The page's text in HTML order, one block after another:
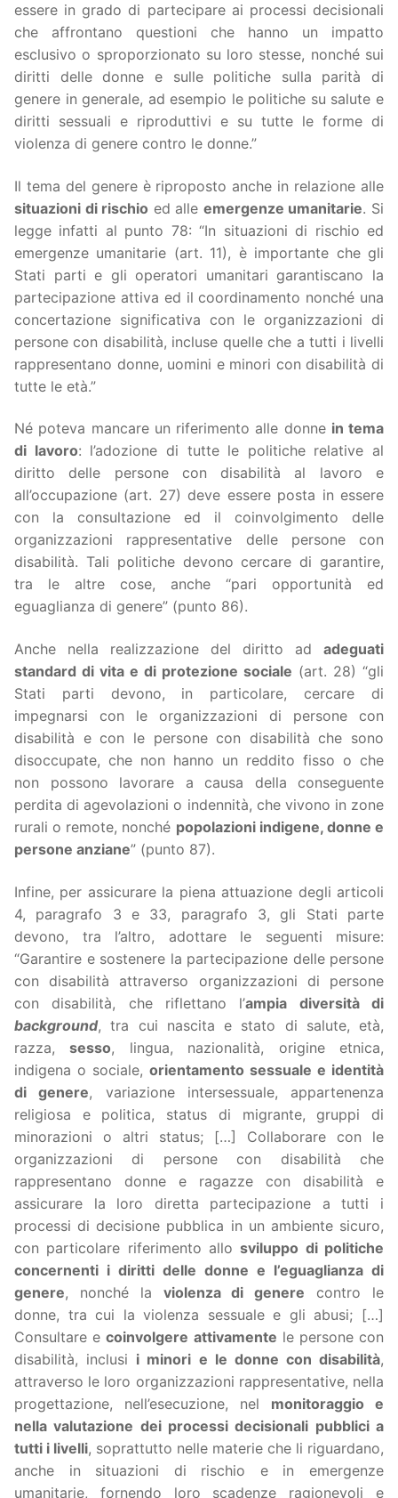
essere in grado di partecipare ai processi decisionali
che affrontano questioni che hanno un impatto
esclusivo o sproporzionato su loro stesse, nonché sui
diritti delle donne e sulle politiche sulla parità di
genere in generale, ad esempio le politiche su salute e
diritti sessuali e riproduttivi e su tutte le forme di
violenza di genere contro le donne.”
Il tema del genere è riproposto anche in relazione alle
situazioni di rischio ed alle emergenze umanitarie. Si
legge infatti al punto 78: “In situazioni di rischio ed
emergenze umanitarie (art. 11), è importante che gli
Stati parti e gli operatori umanitari garantiscano la
partecipazione attiva ed il coordinamento nonché una
concertazione significativa con le organizzazioni di
persone con disabilità, incluse quelle che a tutti i livelli
rappresentano donne, uomini e minori con disabilità di
tutte le età.”
Né poteva mancare un riferimento alle donne in tema
di lavoro: l’adozione di tutte le politiche relative al
diritto delle persone con disabilità al lavoro e
all’occupazione (art. 27) deve essere posta in essere
con la consultazione ed il coinvolgimento delle
organizzazioni rappresentative delle persone con
disabilità. Tali politiche devono cercare di garantire,
tra le altre cose, anche “pari opportunità ed
eguaglianza di genere” (punto 86).
Anche nella realizzazione del diritto ad adeguati
standard di vita e di protezione sociale (art. 28) “gli
Stati parti devono, in particolare, cercare di
impegnarsi con le organizzazioni di persone con
disabilità e con le persone con disabilità che sono
disoccupate, che non hanno un reddito fisso o che
non possono lavorare a causa della conseguente
perdita di agevolazioni o indennità, che vivono in zone
rurali o remote, nonché popolazioni indigene, donne e
persone anziane” (punto 87).
Infine, per assicurare la piena attuazione degli articoli
4, paragrafo 3 e 33, paragrafo 3, gli Stati parte
devono, tra l’altro, adottare le seguenti misure:
“Garantire e sostenere la partecipazione delle persone
con disabilità attraverso organizzazioni di persone
con disabilità, che riflettano l’ampia diversità di
background, tra cui nascita e stato di salute, età,
razza,sesso, lingua, nazionalità, origine etnica,
indigena o sociale, orientamento sessuale e identità
di genere, variazione intersessuale, appartenenza
religiosa e politica, status di migrante, gruppi di
minorazioni o altri status; […] Collaborare con le
organizzazioni di persone con disabilità che
rappresentano donne e ragazze con disabilità e
assicurare la loro diretta partecipazione a tutti i
processi di decisione pubblica in un ambiente sicuro,
con particolare riferimento allosviluppo di politiche
concernenti i diritti delle donne e l’eguaglianza di
genere, nonché la violenza di genere contro le
donne, tra cui la violenza sessuale e gli abusi; […]
Consultare ecoinvolgere attivamente le persone con
disabilità, inclusi i minori e le donne con disabilità,
attraverso le loro organizzazioni rappresentative, nella
progettazione, nell’esecuzione, nel monitoraggio e
nella valutazione dei processi decisionali pubblici a
tutti i livelli, soprattutto nelle materie che li riguardano,
anche in situazioni di rischio e in emergenze
umanitarie, fornendo loro scadenze ragionevoli e